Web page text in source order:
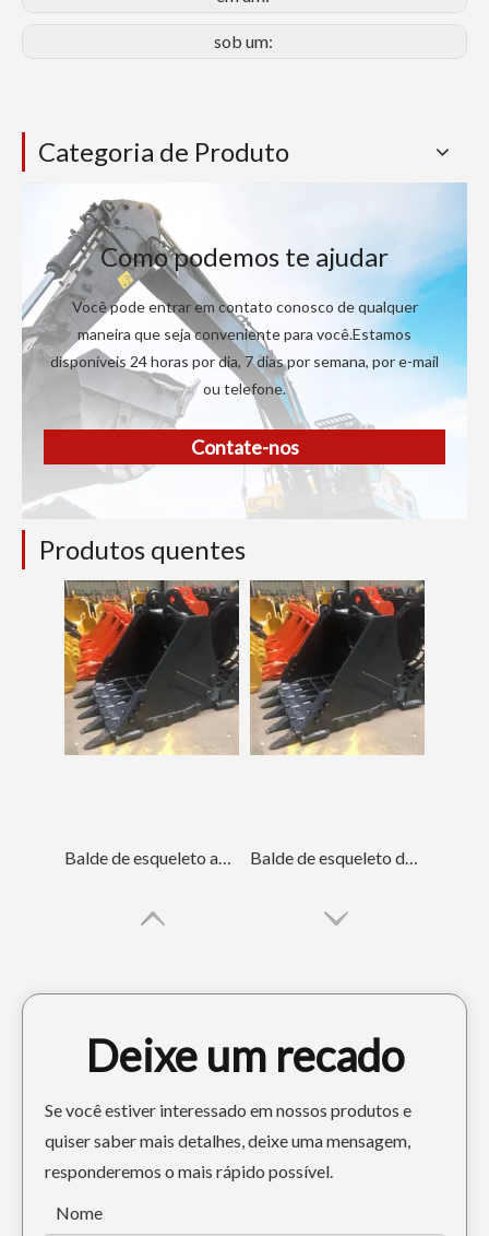
sob um:
Categoria de Produto
Como podemos te ajudar
Você pode entrar em contato conosco de qualquer
maneira que seja conveniente para você.Estamos
disponíveis 24 horas por dia, 7 dias por semana, por e-mail
ou telefone.
Contate-nos
Produtos quentes
Balde de esqueleto azul vestível para LinGong250 Balde de esqueleto de mina ISO9001 azul LinGong250
Cubeta de esqueleto amarela PC60 700width da fábrica do ODM
Deixe um recado
Se você estiver interessado em nossos produtos e
quiser saber mais detalhes, deixe uma mensagem,
responderemos o mais rápido possível.
Nome